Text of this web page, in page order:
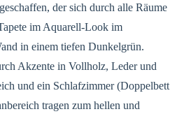
der sich durch alle Räume
im Aquarell-Look im
in einem tiefen Dunkelgrün.
Akzente in Vollholz, Leder und
und ein Schlafzimmer (Doppelbett
tragen zum hellen und